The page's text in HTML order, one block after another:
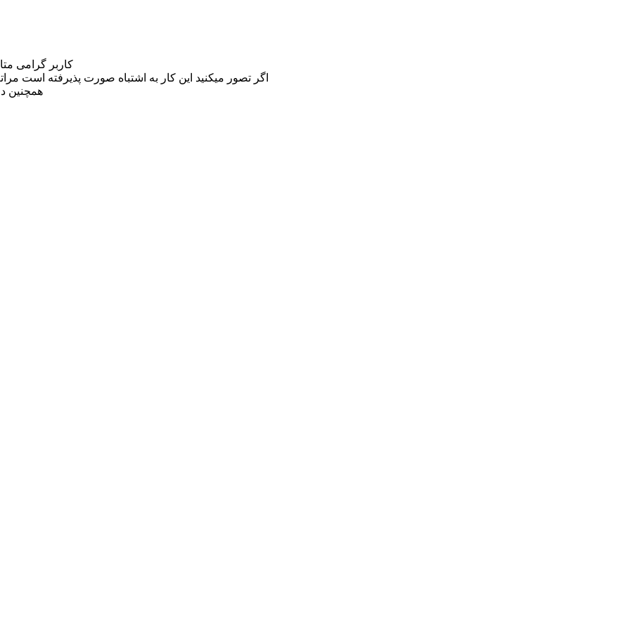
کاربر گرامی
اگر تصور میکنید این کار به اشتباه صورت پذیرفته است مراتب این مسئله را
همچنین